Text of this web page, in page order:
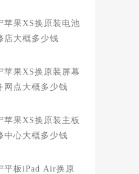
苹果XS换原装电池
店大概多少钱
苹果XS换原装屏幕
网点大概多少钱
苹果XS换原装主板
中心大概多少钱
平板iPad Air换原